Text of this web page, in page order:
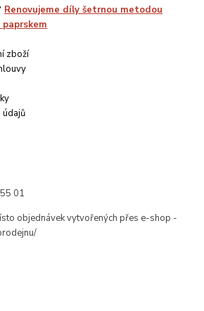
Renovujeme díly šetrnou metodou
zboží
údajů
01
objednávek vytvořených přes e-shop -